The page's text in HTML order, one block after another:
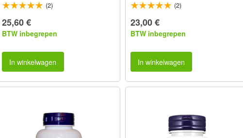
(2)
25,60 €
BTW inbegrepen
In winkelwagen
(2)
23,00 €
BTW inbegrepen
In winkelwagen